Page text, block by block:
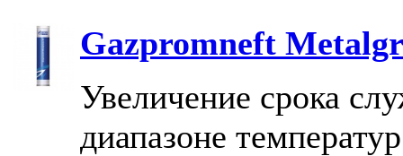
Gazpromneft
Увеличение срока
диапазоне